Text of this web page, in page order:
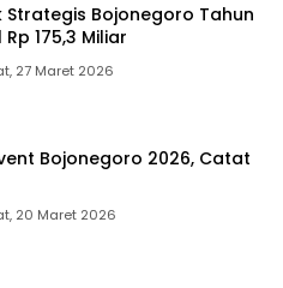
Strategis Bojonegoro Tahun
175,3 Miliar
27 Maret 2026
Bojonegoro 2026, Catat
20 Maret 2026